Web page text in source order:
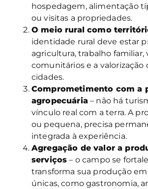
hospedagem, alimentação
ou visitas a propriedades.
O meio rural como
identidade rural deve estar
agricultura, trabalho familiar,
comunitários e a valorização
cidades.
Comprometimento com a
agropecuária– não há
vínculo real com a terra. A
ou pequena, precisa
integrada à experiência.
Agregação de valor a
serviços – o campo se
transforma sua produção
únicas, como gastronomia,